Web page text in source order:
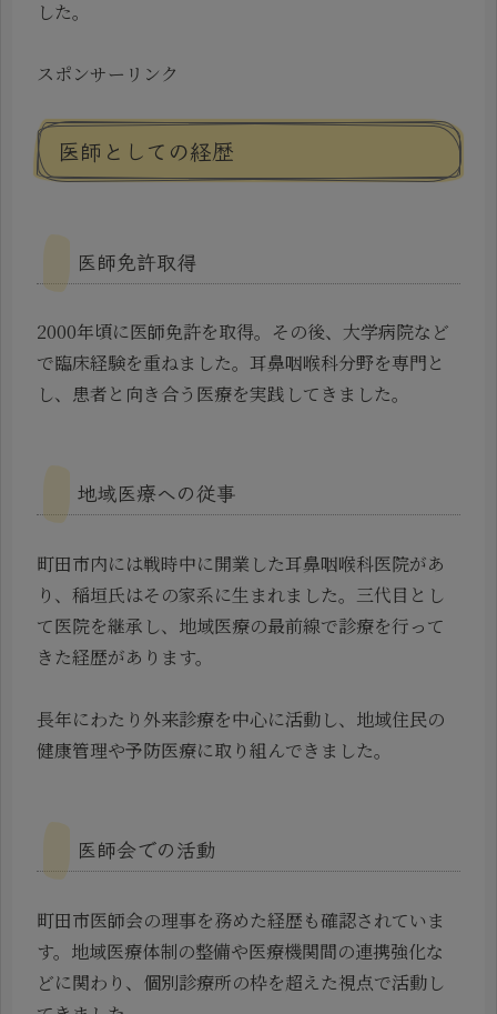
した。
スポンサーリンク
医師としての経歴
医師免許取得
2000年頃に医師免許を取得。その後、大学病院など
で臨床経験を重ねました。耳鼻咽喉科分野を専門と
し、患者と向き合う医療を実践してきました。
地域医療への従事
町田市内には戦時中に開業した耳鼻咽喉科医院があ
り、稲垣氏はその家系に生まれました。三代目とし
て医院を継承し、地域医療の最前線で診療を行って
きた経歴があります。
長年にわたり外来診療を中心に活動し、地域住民の
健康管理や予防医療に取り組んできました。
医師会での活動
町田市医師会の理事を務めた経歴も確認されていま
す。地域医療体制の整備や医療機関間の連携強化な
どに関わり、個別診療所の枠を超えた視点で活動し